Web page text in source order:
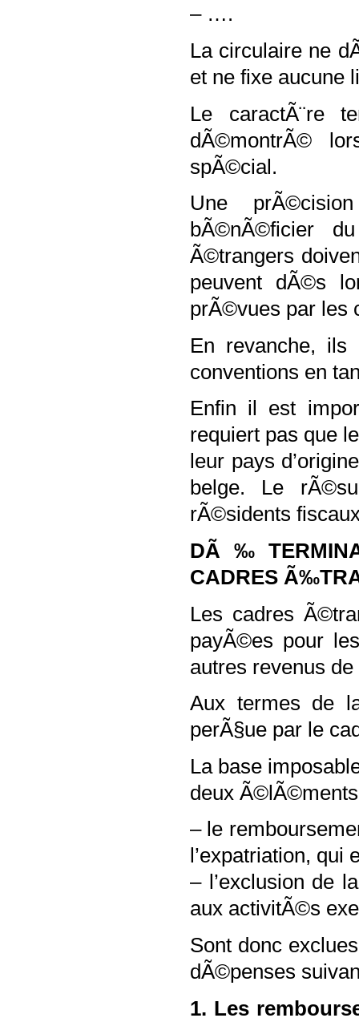
– ….
La circulaire ne
et ne fixe aucune
Le caractÃ¨re
dÃ©montrÃ©
spÃ©cial.
Une
bÃ©nÃ©ficier
Ã©trangers
peuvent dÃ©s
prÃ©vues par les
En revanche, ils
conventions en
Enfin il est
requiert pas que
leur pays
belge. Le
rÃ©sidents
CADRES
Les cadres
payÃ©es pour
autres revenus
Aux termes de
perÃ§ue par le
La base
deux
– le
l’expatriation,
– l’exclusion de
aux activitÃ©s
Sont donc
dÃ©penses
1. Les